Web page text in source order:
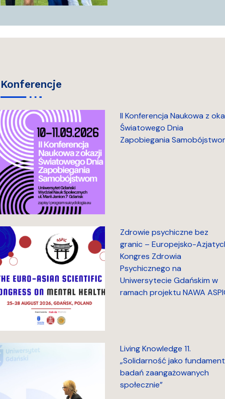
konferencje
II Konferencja Naukowa z
Światowego Dnia
Zapobiegania
Zdrowie psychiczne bez
granic – Europejsko-
Kongres Zdrowia
Psychicznego na
Uniwersytecie Gdańskim w
ramach projektu NAWA
Living Knowledge 11.
„Solidarność jako fundament
badań zaangażowanych
społecznie”